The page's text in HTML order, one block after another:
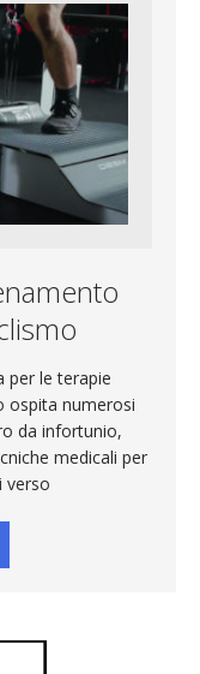
per le terapie
ospita numerosi
da infortunio,
medicali per
verso